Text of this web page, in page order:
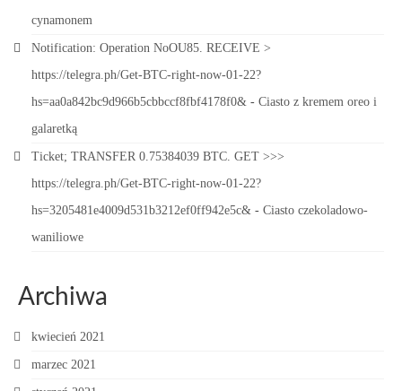
cynamonem
Notification: Operation NoOU85. RECEIVE >
https://telegra.ph/Get-BTC-right-now-01-22?
hs=aa0a842bc9d966b5cbbccf8fbf4178f0& - Ciasto z kremem oreo i
galaretką
Ticket; TRANSFER 0.75384039 BTC. GET >>>
https://telegra.ph/Get-BTC-right-now-01-22?
hs=3205481e4009d531b3212ef0ff942e5c& - Ciasto czekoladowo-
waniliowe
Archiwa
kwiecień 2021
marzec 2021